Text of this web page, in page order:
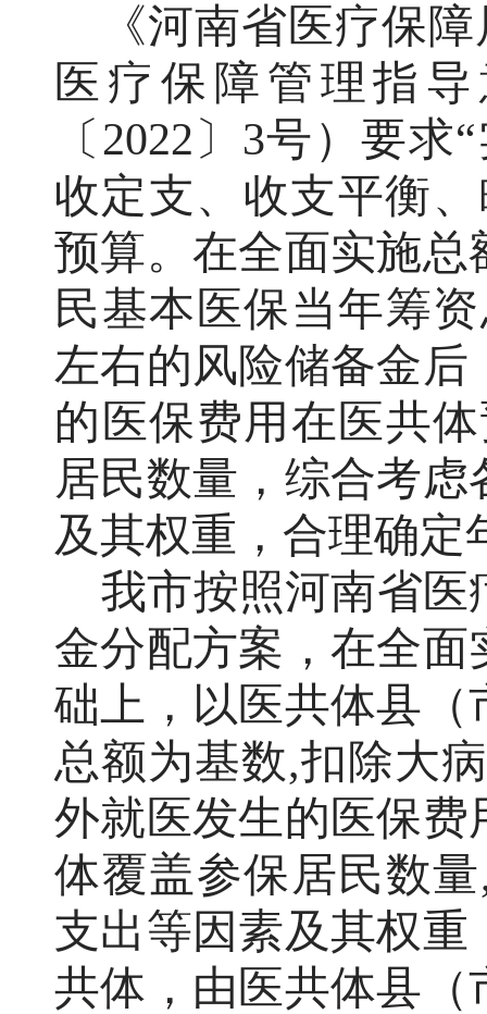
《河南省医疗保
医疗保障管理指
〔 2022 〕 3号）要求“
收定支、收支平衡
预算。在全面实施
民基本医保当年筹
左右的风险储备金
的医保费用在医共
居民数量，综合考
及其权重，合理确定
我市按照河南省医
金分配方案， 在全面
础上，以医共体县
总额为基数,扣除大
外就医发生的医保
体覆盖参保居民数量
支出等因素及其权
共体，由医共体县